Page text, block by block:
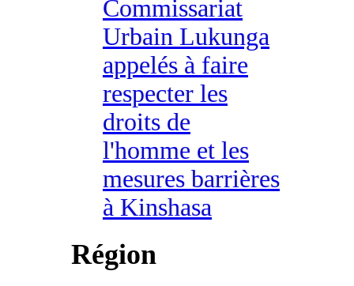
Commissariat
Urbain Lukunga
appelés à faire
respecter les
droits de
l'homme et les
mesures barrières
à Kinshasa
Région